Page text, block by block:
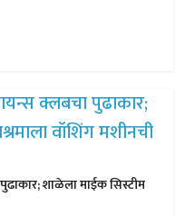
पुढाकार; शाळेला माईक सिस्टीम